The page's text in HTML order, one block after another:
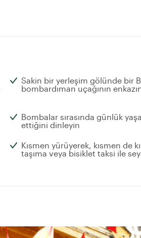
Sakin bir yerleşim gölünde bir
bombardıman uçağının
Bombalar sırasında günlük
ettiğini dinleyin
Kısmen yürüyerek, kısmen de
taşıma veya bisiklet taksi ile